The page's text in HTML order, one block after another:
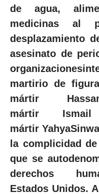
de agua,
medicinas al
desplazamiento
asesinato de
martirio de
mártir
mártir
mártir
la complicidad
que se
derechos
Estados Unidos.